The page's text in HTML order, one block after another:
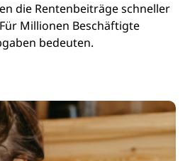
die Rentenbeiträge schneller
Millionen Beschäftigte
bedeuten.